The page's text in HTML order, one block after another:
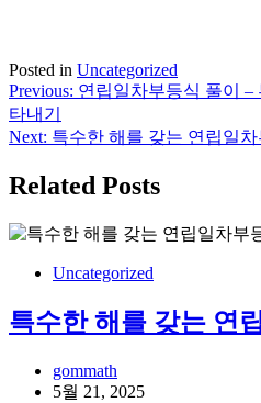
Posted in Uncategorized
글
탐
Previous: 연립일차부등식 풀이 –
타내기
Next: 특수한 해를 갖는 연립일차
Related Posts
Uncategorized
특수한 해를 갖는 연
gommath
5월 21, 2025